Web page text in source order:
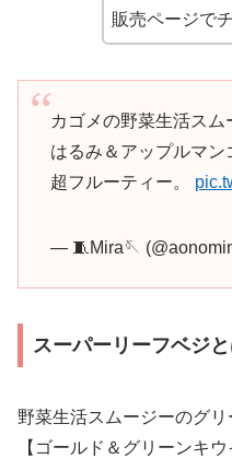
販売ページで
カゴメの野菜生活スム
はるみ＆アップルマン
超フルーティー。
— 🧵Mira🪡
スーパーリーフベジ
野菜生活スムージーのグリ
【ゴールド＆グリーンキ